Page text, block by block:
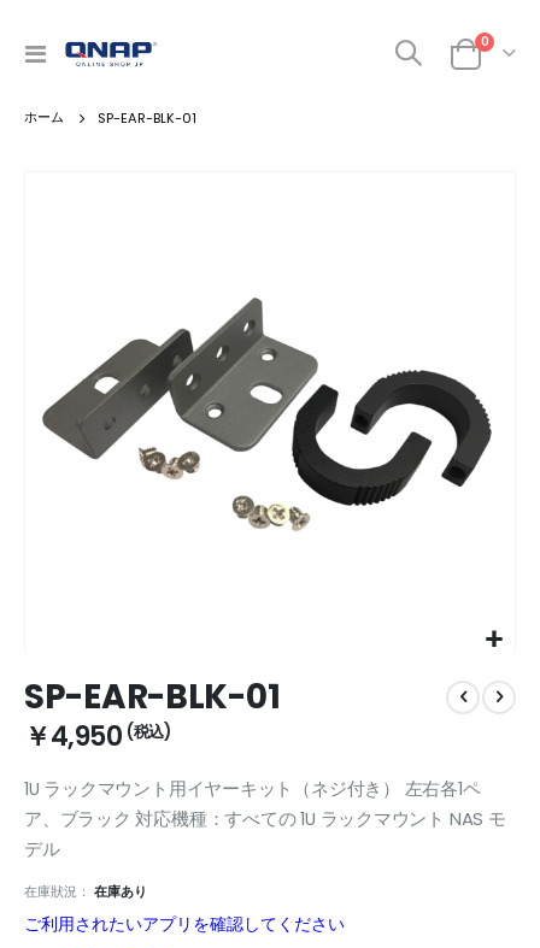
ナ
呼
カート
0
SP-EAR-BLK-01
to
the
beginning
the
images
gallery
SP-EAR-BLK-01
￥4,950
1U ラックマウント用イヤーキット（ネジ付き） 左右各1ペ
ア、ブラック 対応機種：すべての 1U ラックマウント NAS モ
デル
在庫狀況： 在庫あり
ご利用されたいアプリを確認してください